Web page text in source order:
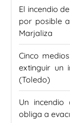
El incendio
por posible
Marjaliza
Cinco
extinguir un
(Toledo)
Un incendio
obliga a